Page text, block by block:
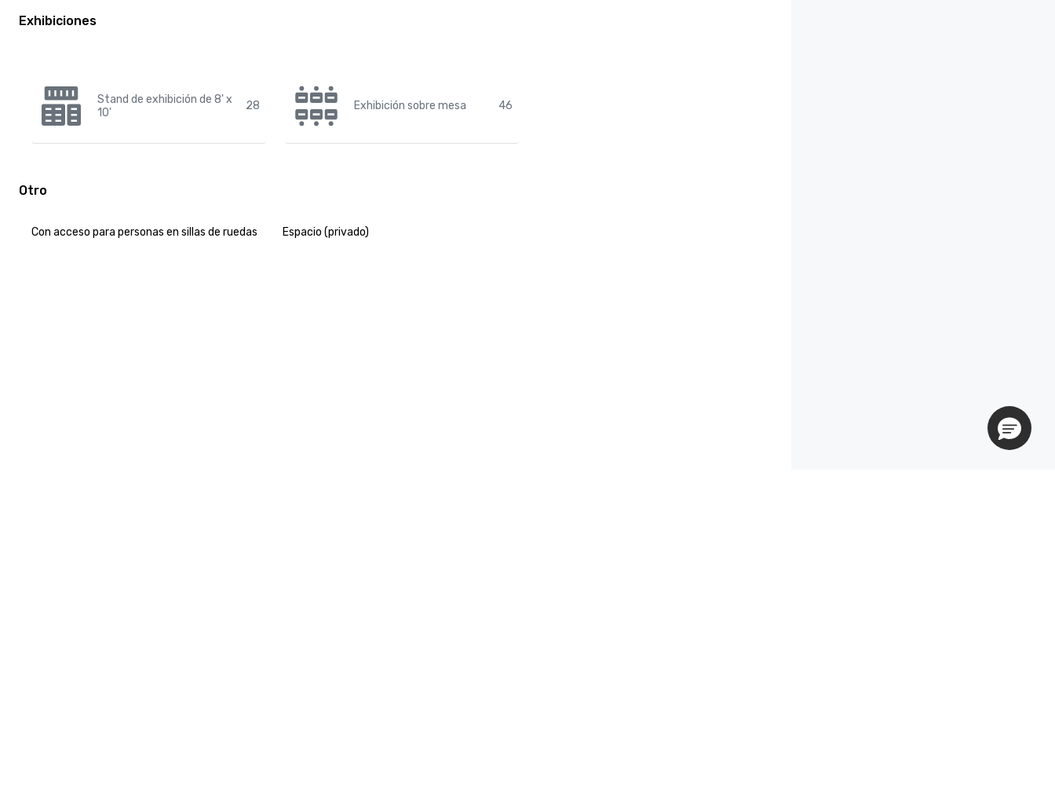
Exhibiciones
Stand de exhibición de 8' x
10'
28 Exhibición sobre mesa 46
Otro
Con acceso para personas en sillas de ruedas Espacio (privado)